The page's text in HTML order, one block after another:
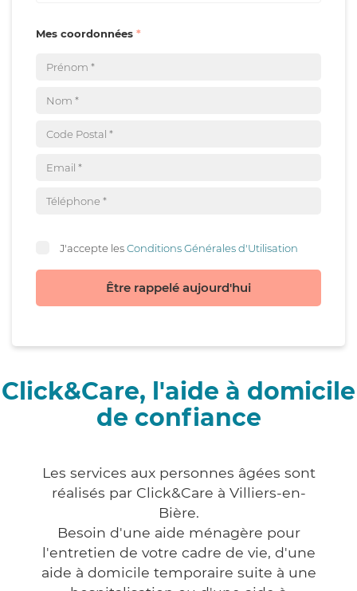
Mes coordonnées
J'accepte lesConditions Générales d'Utilisation
Être rappelé aujourd'hui
Click&Care, l'aide à domicile
de confiance
Les services aux personnes âgées sont
réalisés par Click&Care à Villiers-en-
Bière.
Besoin d'une aide ménagère pour
l'entretien de votre cadre de vie, d'une
aide à domicile temporaire suite à une